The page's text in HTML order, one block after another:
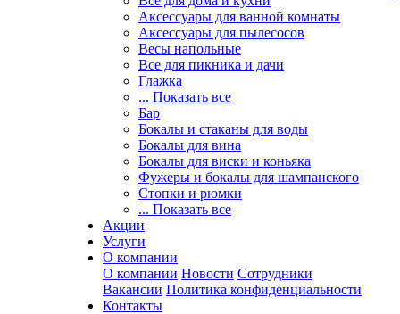
Аксессуары для ванной комнаты
Аксессуары для пылесосов
Весы напольные
Все для пикника и дачи
Глажка
... Показать все
Бар
Бокалы и стаканы для воды
Бокалы для вина
Бокалы для виски и коньяка
Фужеры и бокалы для шампанского
Стопки и рюмки
... Показать все
Акции
Услуги
О компании
О компании Новости Сотрудники
Вакансии Политика конфиденциальности
Контакты